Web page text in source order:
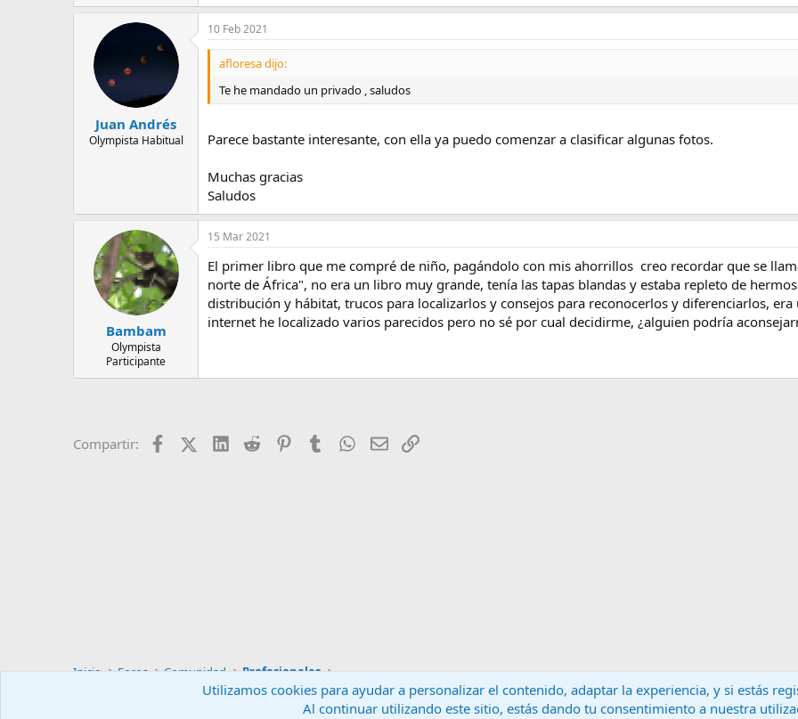
Juan Andrés
Olympista Habitual
10 Feb 2021
afloresa dijo:
Te he mandado un privado , saludos
Parece bastante interesante, con ella ya puedo comenzar a clasificar algunas fotos.
Muchas gracias
Saludos
Bambam
Olympista
Participante
15 Mar 2021
El primer libro que me compré de niño, pagándolo con mis ahorrillos creo recordar que se
norte de África", no era un libro muy grande, tenía las tapas blandas y estaba repleto de
distribución y hábitat, trucos para localizarlos y consejos para reconocerlos y diferenciarlos,
internet he localizado varios parecidos pero no sé por cual decidirme, ¿alguien podría
Compartir: FacebookX (Twitter)
LinkedIn
Reddit PinterestTumblrWhatsApp
EmailEnlace
Inicio Foros Comunidad Profesionales
Contáctanos
Utilizamos cookies para ayudar a personalizar el contenido, adaptar la experiencia, y si estás
Al continuar utilizando este sitio, estás dando tu consentimiento a nuestra